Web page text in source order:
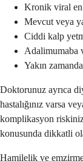
Kronik viral
Mevcut veya
Ciddi kalp
Adalimumaba
Yakın
Doktorunuz ayrıca
hastalığınız varsa
komplikasyon
konusunda dikkatli
Hamilelik ve